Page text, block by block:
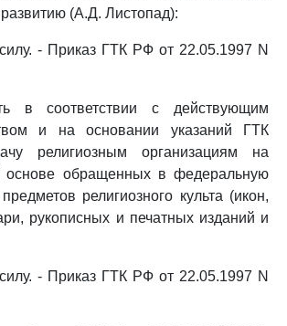
(А.Д. Листопад):
- Приказ ГТК РФ от 22.05.1997 N
в соответствии с действующим
и на основании указаний ГТК
религиозным организациям на
основе обращенных в федеральную
религиозного культа (икон,
рукописных и печатных изданий и
- Приказ ГТК РФ от 22.05.1997 N